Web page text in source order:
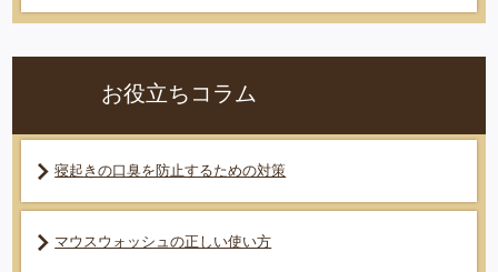
お役立ちコラム
寝起きの口臭を防止するための対策
マウスウォッシュの正しい使い方